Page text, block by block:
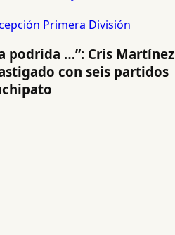
Primera División
podrida …”: Cris Martínez
con seis partidos